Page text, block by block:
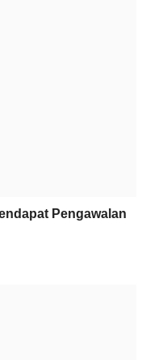
Pengawalan